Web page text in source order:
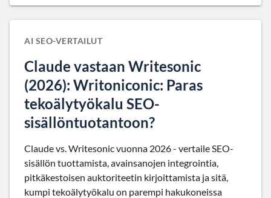
AI SEO-VERTAILUT
Claude vastaan Writesonic
(2026): Writoniconic: Paras
tekoälytyökalu SEO-
sisällöntuotantoon?
Claude vs. Writesonic vuonna 2026 - vertaile SEO-
sisällön tuottamista, avainsanojen integrointia,
pitkäkestoisen auktoriteetin kirjoittamista ja sitä,
kumpi tekoälytyökalu on parempi hakukoneissa